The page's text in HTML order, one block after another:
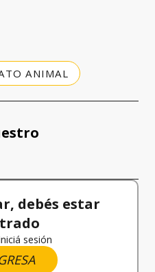
ANIMAL
debés estar
sesión